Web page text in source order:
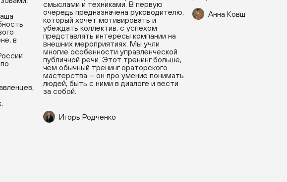
в
смыслами и техниками. В первую
очередь предназначена руководителю,
который хочет мотивировать и
убеждать коллектив, с успехом
представлять интересы компании на
внешних мероприятиях. Мы учли
многие особенности управленческой
публичной речи. Этот тренинг больше,
чем обычный тренинг ораторского
мастерства – он про умение понимать
людей, быть с ними в диалоге и вести
за собой.
Игорь Родченко
Анна Ковш